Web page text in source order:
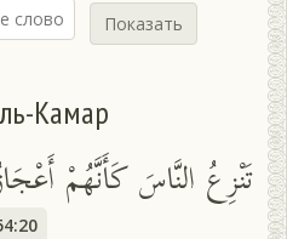
Показать
Камар
تَنْزِعُ النَّاسَ كَأَنَّهُمْ